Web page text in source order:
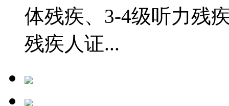
体残疾、3-4级听力残
残疾人证...